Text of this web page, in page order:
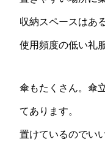
収納スペースはあ
使用頻度の低い礼
傘もたくさん。傘
てあります。
置けているのでい